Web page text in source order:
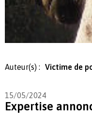
Auteur(s) : Victime de
15/05/2024
Expertise